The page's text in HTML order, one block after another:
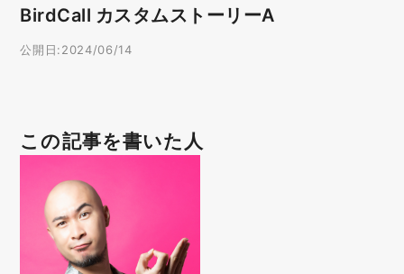
BirdCall カスタムストーリーA
公開日:2024/06/14
この記事を書いた人